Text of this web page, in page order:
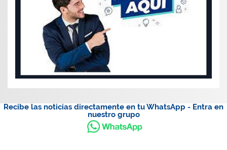
Recibe las noticias directamente en tu WhatsApp - Entra en
nuestro grupo